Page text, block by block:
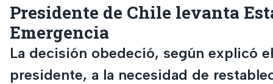
Presidente de Chile levanta
Emergencia
La decisión obedeció, según explicó el
presidente, a la necesidad de